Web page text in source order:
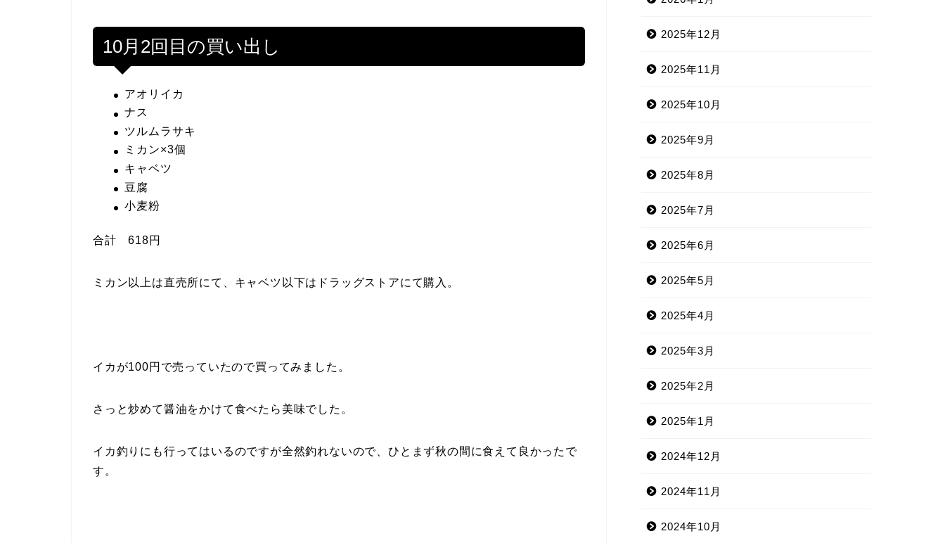
10月2回目の買い出し
アオリイカ
ナス
ツルムラサキ
ミカン×3個
キャベツ
豆腐
小麦粉
合計 618円
ミカン以上は直売所にて、キャベツ以下はドラッグストアにて購入。
イカが100円で売っていたので買ってみました。
さっと炒めて醤油をかけて食べたら美味でした。
イカ釣りにも行ってはいるのですが全然釣れないので、ひとまず秋の間に食えて良かったで
す。
2025年12月
2025年11月
2025年10月
2025年9月
2025年8月
2025年7月
2025年6月
2025年5月
2025年4月
2025年3月
2025年2月
2025年1月
2024年12月
2024年11月
2024年10月